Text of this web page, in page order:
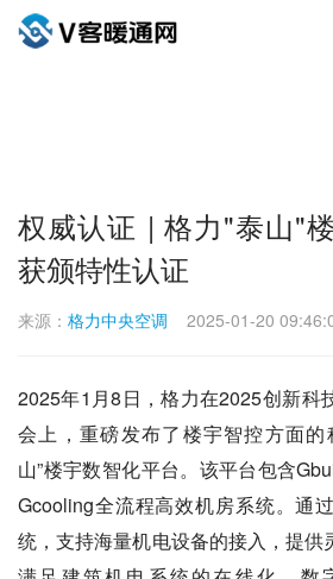
权威认证 | 格力"泰山"
获颁特性认证
来源： 格力中央空调 2025-01-20
2025年1月8日，格力在2025创新科
会上，重磅发布了楼宇智控方面
山”楼宇数智化平台。该平台包含
Gcooling全流程高效机房系统。通
统，支持海量机电设备的接入，提供